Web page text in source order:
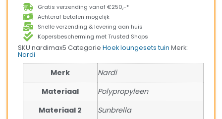
Gratis verzending vanaf €250,-*
Achteraf betalen mogelijk
Snelle verzending & levering aan huis
Kopersbescherming met Trusted Shops
SKUnardimax5Categorie Hoek loungesets tuin Merk:
Nardi
Merk
Nardi
Materiaal
Polypropyleen
Materiaal 2
Sunbrella